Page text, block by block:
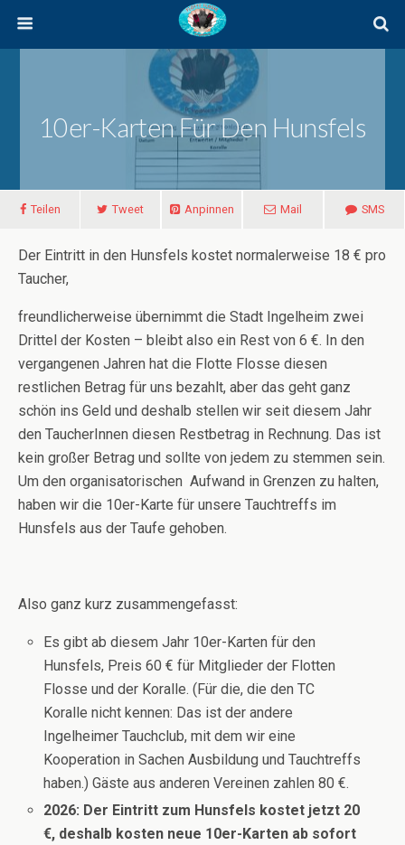
10er-Karten Für Den Hunsfels
Teilen Tweet Anpinnen Mail SMS
Der Eintritt in den Hunsfels kostet normalerweise 18 € pro
Taucher,
freundlicherweise übernimmt die Stadt Ingelheim zwei
Drittel der Kosten – bleibt also ein Rest von 6 €. In den
vergangenen Jahren hat die Flotte Flosse diesen
restlichen Betrag für uns bezahlt, aber das geht ganz
schön ins Geld und deshalb stellen wir seit diesem Jahr
den TaucherInnen diesen Restbetrag in Rechnung. Das ist
kein großer Betrag und sollte von jedem zu stemmen sein.
Um den organisatorischen Aufwand in Grenzen zu halten,
haben wir die 10er-Karte für unsere Tauchtreffs im
Hunsfels aus der Taufe gehoben.
Also ganz kurz zusammengefasst:
Es gibt ab diesem Jahr 10er-Karten für den
Hunsfels, Preis 60 € für Mitglieder der Flotten
Flosse und der Koralle. (Für die, die den TC
Koralle nicht kennen: Das ist der andere
Ingelheimer Tauchclub, mit dem wir eine
Kooperation in Sachen Ausbildung und Tauchtreffs
haben.) Gäste aus anderen Vereinen zahlen 80 €.
2026: Der Eintritt zum Hunsfels kostet jetzt 20
€, deshalb kosten neue 10er-Karten ab sofort